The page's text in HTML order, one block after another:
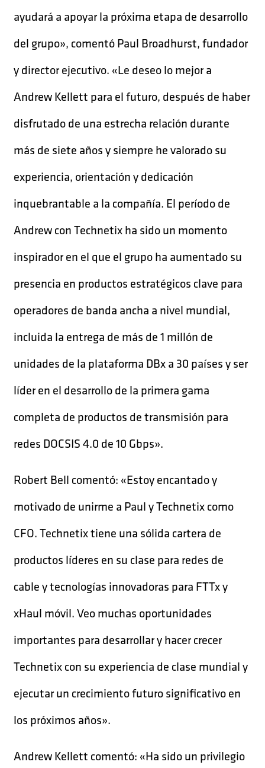
ayudará a apoyar la próxima etapa de desarrollo
del grupo», comentó Paul Broadhurst, fundador
y director ejecutivo. «Le deseo lo mejor a
Andrew Kellett para el futuro, después de haber
disfrutado de una estrecha relación durante
más de siete años y siempre he valorado su
experiencia, orientación y dedicación
inquebrantable a la compañía. El período de
Andrew con Technetix ha sido un momento
inspirador en el que el grupo ha aumentado su
presencia en productos estratégicos clave para
operadores de banda ancha a nivel mundial,
incluida la entrega de más de 1 millón de
unidades de la plataforma DBx a 30 países y ser
líder en el desarrollo de la primera gama
completa de productos de transmisión para
redes DOCSIS 4.0 de 10 Gbps».
Robert Bell comentó: «Estoy encantado y
motivado de unirme a Paul y Technetix como
CFO. Technetix tiene una sólida cartera de
productos líderes en su clase para redes de
cable y tecnologías innovadoras para FTTx y
xHaul móvil. Veo muchas oportunidades
importantes para desarrollar y hacer crecer
Technetix con su experiencia de clase mundial y
ejecutar un crecimiento futuro significativo en
los próximos años».
Andrew Kellett comentó: «Ha sido un privilegio